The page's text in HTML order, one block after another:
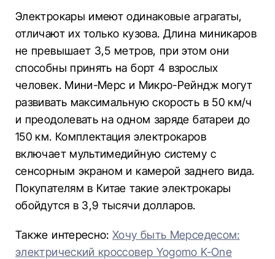
Электрокары имеют одинаковые аграгаты,
отличают их только кузова. Длина миникаров
не превышает 3,5 метров, при этом они
способны принять на борт 4 взрослых
человек. Мини-Мерс и Микро-Рейндж могут
развивать максимальную скорость в 50 км/ч
и преодолевать на одном заряде батареи до
150 км. Комплектация электрокаров
включает мультимедийную систему с
сенсорным экраном и камерой заднего вида.
Покупателям в Китае такие электрокары
обойдутся в 3,9 тысячи долларов.
Также интересно:Хочу быть Мерседесом:
электрический кроссовер Yogomo K-One​​​​​​​